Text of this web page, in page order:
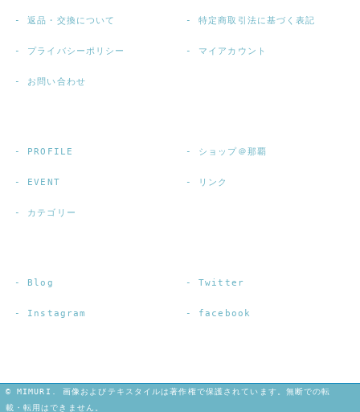
返品・交換について 特定商取引法に基づく表記
プライバシーポリシー マイアカウント
お問い合わせ
PROFILE ショップ＠那覇
EVENT リンク
カテゴリー
Blog Twitter
Instagram facebook
© MIMURI. 画像およびテキスタイルは著作権で保護されています。無断での転
載・転用はできません。